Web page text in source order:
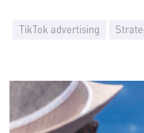
TikTok advertising